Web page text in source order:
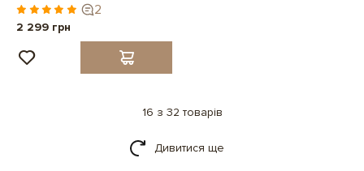
2
2 299 грн
16 з 32 товарів
Дивитися ще